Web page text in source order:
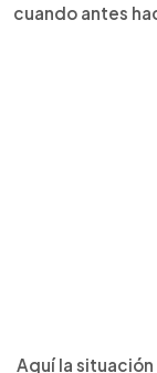
cuando antes
Aquí la